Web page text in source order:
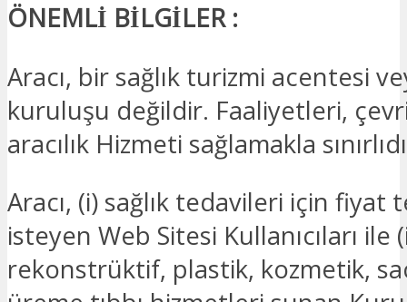
ÖNEMLİ BİLGİLER :
Aracı, bir sağlık turizmi acentesi
kuruluşu değildir. Faaliyetleri,
aracılık Hizmeti sağlamakla
Aracı, (i) sağlık tedavileri için fiyat
isteyen Web Sitesi Kullanıcıları ile
rekonstrüktif, plastik, kozmetik,